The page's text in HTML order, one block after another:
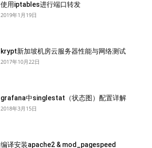
使用iptables进行端口转发
2019年1月19日
krypt新加坡机房云服务器性能与网络测试
2017年10月22日
grafana中singlestat（状态图）配置详解
2018年3月15日
编译安装apache2 & mod_pagespeed